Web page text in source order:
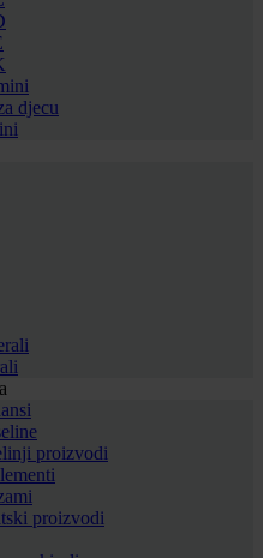
djecu
proizvodi
proizvodi